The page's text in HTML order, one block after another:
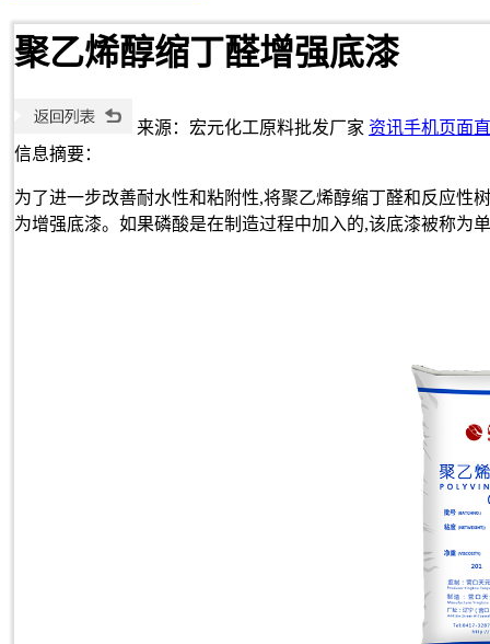
聚乙烯醇缩丁醛增强底漆
来源：宏元化工原料批发厂家 资讯手机页面
信息摘要：
为了进一步改善耐水性和粘附性,将聚乙烯醇缩丁醛和反应性
为增强底漆。如果磷酸是在制造过程中加入的,该底漆被称为